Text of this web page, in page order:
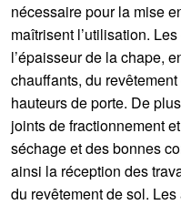
nécessaire pour la mise
maîtrisent l’utilisation.
l’épaisseur de la chape,
chauffants, du
hauteurs de porte. De
joints de fractionnement
séchage et des bonnes
ainsi la réception des
du revêtement de sol.